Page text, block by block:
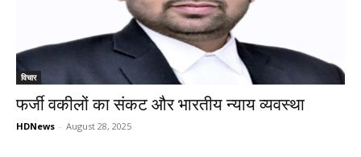
विचार
फर्जी वकीलों का संकट और भारतीय न्याय व्यवस्था
HDNews - August 28, 2025